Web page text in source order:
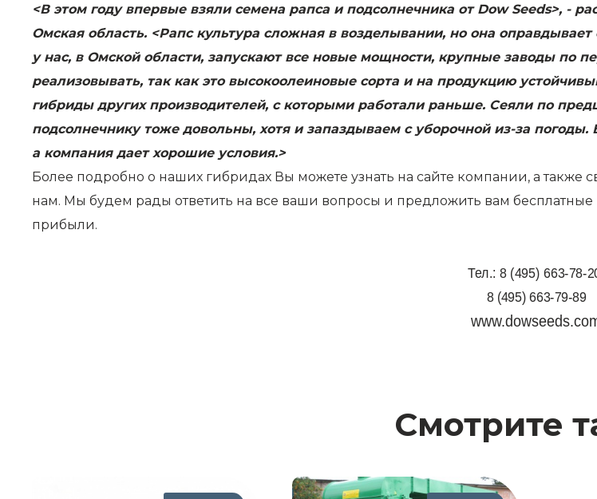
<В этом году впервые взяли семена рапса и подсолнечника от Dow Seeds>,
Омская область. <Рапс культура сложная в возделывании, но она
у нас, в Омской области, запускают все новые мощности, крупные заводы по
реализовывать, так как это высокоолеиновые сорта и на продукцию
гибриды других производителей, с которыми работали раньше. Сеяли по
подсолнечнику тоже довольны, хотя и запаздываем с уборочной из-за
а компания дает хорошие условия.>
Более подробно о наших гибридах Вы можете узнать на сайте компании, а
нам. Мы будем рады ответить на все ваши вопросы и предложить вам
прибыли.
Тел.: 8 (495) 663-78-
8 (495) 663-79-89
Смотрите